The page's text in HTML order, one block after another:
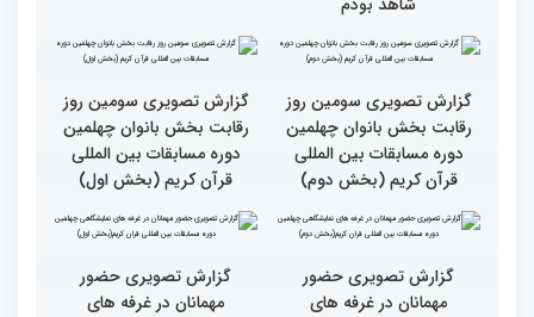
گزارش تصویری سومین روز
رقابت بخش بانوان چهلمین
دوره مسابقات بین المللی
گزارش تصویری سومین روز
رقابت بخش بانوان چهلمین
دوره مسابقات بین المللی
گزارش تصویری حضور
گزارش تصویری حضور